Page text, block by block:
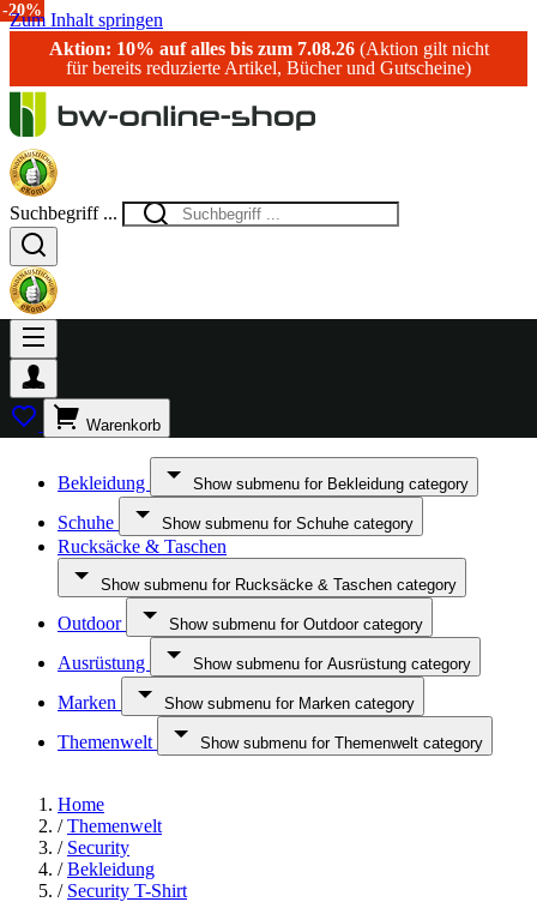
Zum Inhalt springen
Aktion: 10% auf alles bis zum 7.08.26(Aktion gilt nicht
für bereits reduzierte Artikel, Bücher und Gutscheine)
Suchbegriff ...
Warenkorb
Bekleidung Show submenu for Bekleidung category
Schuhe Show submenu for Schuhe category
Rucksäcke & Taschen
Show submenu for Rucksäcke & Taschen category
Outdoor Show submenu for Outdoor category
Ausrüstung Show submenu for Ausrüstung category
Marken Show submenu for Marken category
Themenwelt Show submenu for Themenwelt category
Home
/ Themenwelt
/ Security
/ Bekleidung
/ Security T-Shirt
-20%
-20%